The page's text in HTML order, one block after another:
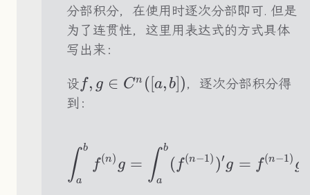
分部积分，在使用时逐次分部即可. 但是
为了连贯性，这里用表达式的方式具体
写出来：
设 f,g\in
C^n([a,b])
f, g ∈ Cn ([a, b])，逐次分部积分得
到：
\begin{aligned}
∫a
b
f(n) g = ∫a
b
( f(n−1) )′g = f(n−1) g